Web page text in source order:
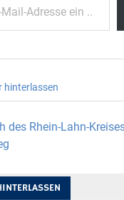
hinterlassen
des Rhein-Lahn-